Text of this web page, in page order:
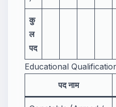
कु
ल
पद
Educational
पद नाम